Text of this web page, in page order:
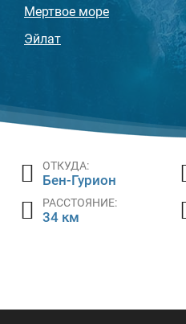
Мертвое море
Эйлат
ОТКУДА:
Бен-Гурион
РАССТОЯНИЕ:
34 км